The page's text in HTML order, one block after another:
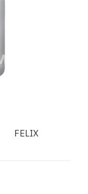
FELIX